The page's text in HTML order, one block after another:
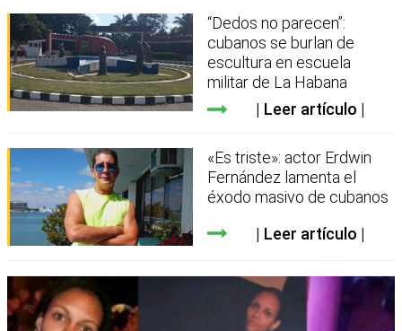
“Dedos no parecen”:
cubanos se burlan de
escultura en escuela
militar de La Habana
Leer artículo
«Es triste»: actor Erdwin
Fernández lamenta el
éxodo masivo de cubanos
Leer artículo